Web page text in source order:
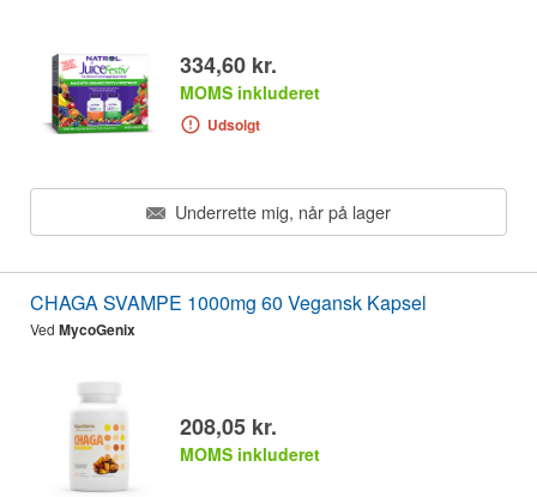
334,60 kr.
MOMS inkluderet
Udsolgt
Underrette mig, når på lager
CHAGA SVAMPE 1000mg 60 Vegansk Kapsel
Ved MycoGenix
208,05 kr.
MOMS inkluderet